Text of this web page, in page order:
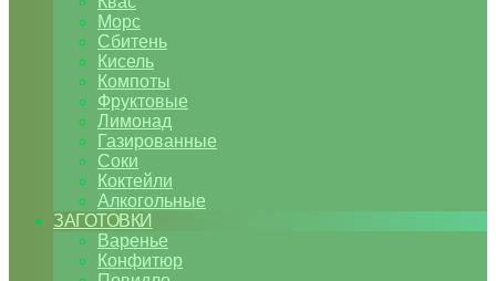
Морс
Сбитень
Кисель
Компоты
Фруктовые
Лимонад
Газированные
Соки
Коктейли
Алкогольные
ЗАГОТОВКИ
Варенье
Конфитюр